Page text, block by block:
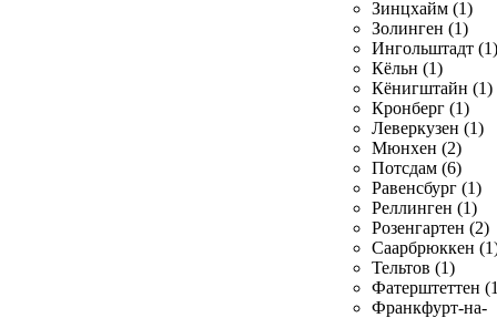
Зинцхайм (1)
Золинген (1)
Ингольштадт (1)
Кёльн (1)
Кёнигштайн (1)
Кронберг (1)
Леверкузен (1)
Мюнхен (2)
Потсдам (6)
Равенсбург (1)
Реллинген (1)
Розенгартен (2)
Саарбрюккен
Тельтов (1)
Фатерштеттен
Франкфурт-на-